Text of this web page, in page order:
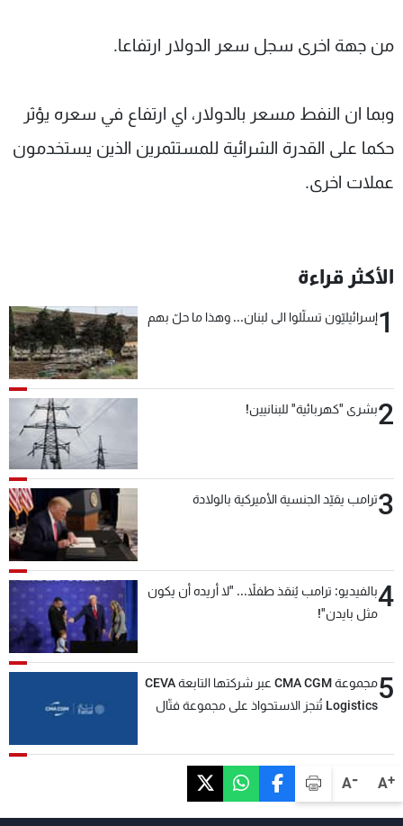
A+
A-
من جهة اخرى سجل سعر الدولار ارتفاعا.
وبما ان النفط مسعر بالدولار، اي ارتفاع في سعره يؤثر
حكما على القدرة الشرائية للمستثمرين الذين يستخدمون
عملات اخرى.
الأكثر قراءة
1إسرائيليّون تسلّلوا الى لبنان... وهذا ما حلّ بهم
2بشرى "كهربائية" للبنانيين!
3ترامب يقيّد الجنسية الأميركية بالولادة
4بالفيديو: ترامب يُنقذ طفلاً... "لا أريده أن يكون
مثل بايدن"!
5
مجموعة CMA CGM عبر شركتها التابعة CEVA
Logistics تُنجز الاستحواذ على مجموعة فتّال